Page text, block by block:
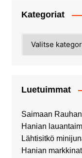
Kategoriat
Luetuimmat
Saimaan
Hanian
Lähtisitkö
Hanian